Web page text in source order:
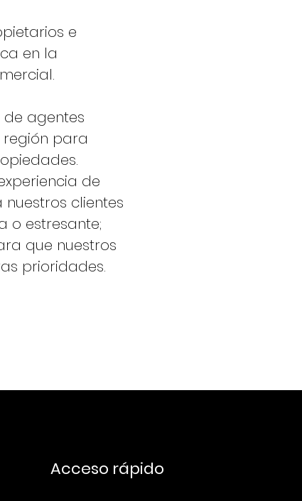
e
en la
agentes
para
de
clientes
o estresante;
que nuestros
prioridades.
Acceso rápido